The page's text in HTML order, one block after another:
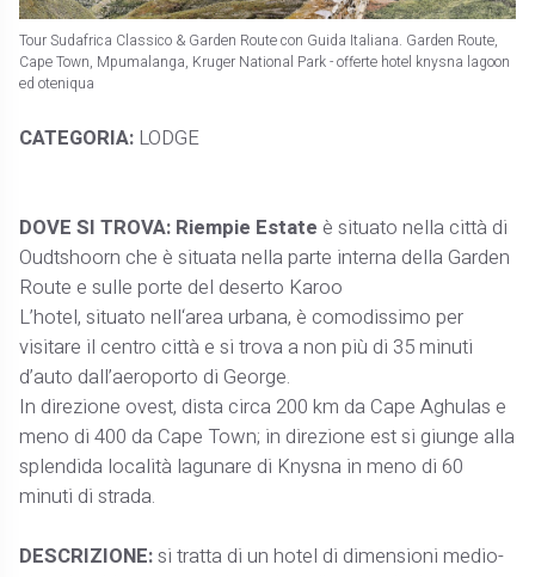
Tour Sudafrica Classico & Garden Route con Guida Italiana. Garden Route,
Cape Town, Mpumalanga, Kruger National Park - offerte hotel knysna lagoon
ed oteniqua
CATEGORIA: LODGE
DOVE SI TROVA: Riempie Estate è situato nella città di
Oudtshoorn che è situata nella parte interna della Garden
Route e sulle porte del deserto Karoo
L’hotel, situato nell‘area urbana, è comodissimo per
visitare il centro città e si trova a non più di 35 minuti
d’auto dall’aeroporto di George.
In direzione ovest, dista circa 200 km da Cape Aghulas e
meno di 400 da Cape Town; in direzione est si giunge alla
splendida località lagunare di Knysna in meno di 60
minuti di strada.
DESCRIZIONE:si tratta di un hotel di dimensioni medio-